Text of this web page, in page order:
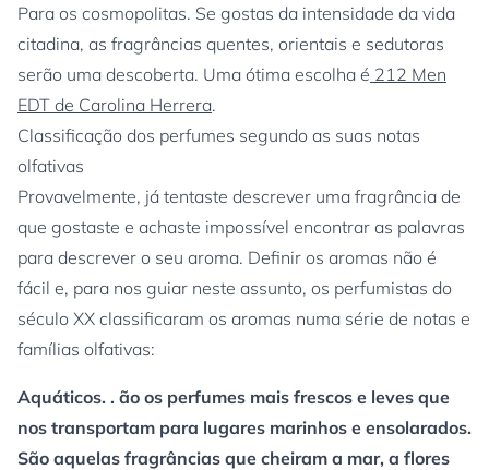
Para os cosmopolitas. Se gostas da intensidade da vida
citadina, as fragrâncias quentes, orientais e sedutoras
serão uma descoberta. Uma ótima escolha é 212 Men
EDT de Carolina Herrera.
Classificação dos perfumes segundo as suas notas
olfativas
Provavelmente, já tentaste descrever uma fragrância de
que gostaste e achaste impossível encontrar as palavras
para descrever o seu aroma. Definir os aromas não é
fácil e, para nos guiar neste assunto, os perfumistas do
século XX classificaram os aromas numa série de notas e
famílias olfativas:
Aquáticos. . ão os perfumes mais frescos e leves que
nos transportam para lugares marinhos e ensolarados.
São aquelas fragrâncias que cheiram a mar, a flores